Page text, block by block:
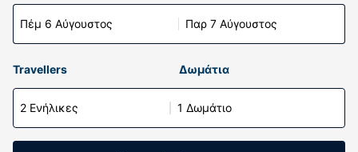
Πέμ 6 Αύγουστος Παρ 7 Αύγουστος
Travellers Δωμάτια
2 Ενήλικες 1 Δωμάτιο